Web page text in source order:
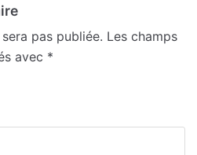
pas publiée. Les champs
avec *